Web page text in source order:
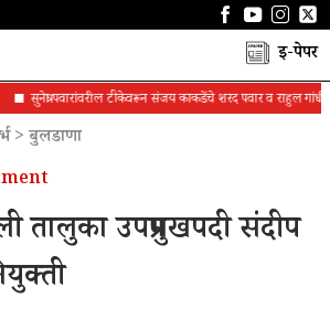
ई-पेपर
सुनेत्रा पवारांवरील टीकेवरून संजय काकडेंचे शरद पवार व राहुल गांधींना पत्र
> बुलडाणा
तालुका उपप्रमुखपदी संदीप